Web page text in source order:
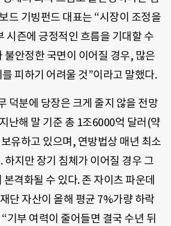
드 기빙펀드 대표는 “시장이 조정을
시즌에 긍정적인 흐름을 기대할 수
불안정한 국면이 이어질 경우, 많은
피하기 어려울 것”이라고 말했다.
덕분에 당장은 크게 줄지 않을 전망
난해 말 기준 총 1조6000억 달러(약
유하고 있으며, 연방법상 매년 최소
지만 장기 침체가 이어질 경우 그
격화될 수 있다. 존 자이츠 파운데
단 자산이 올해 평균 7%가량 하락
기부 여력이 줄어들면 결국 수년 뒤